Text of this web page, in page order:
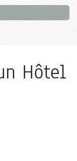
Hôtel